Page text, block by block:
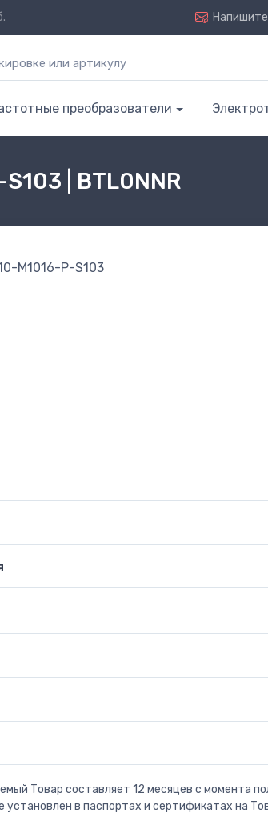
преобразователи
| BTL0NNR
Товар составляет 12 месяцев с момента
установлен в паспортах и сертификатах на